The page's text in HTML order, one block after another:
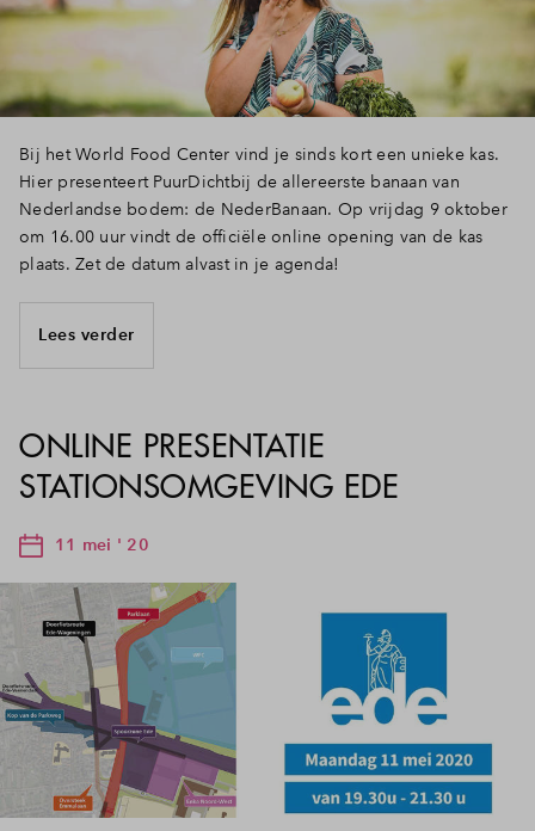
Bij het World Food Center vind je sinds kort een unieke kas.
Hier presenteert PuurDichtbij de allereerste banaan van
Nederlandse bodem: de NederBanaan. Op vrijdag 9 oktober
om 16.00 uur vindt de officiële online opening van de kas
plaats. Zet de datum alvast in je agenda!
Lees verder
ONLINE PRESENTATIE
STATIONSOMGEVING EDE
11 mei ' 20